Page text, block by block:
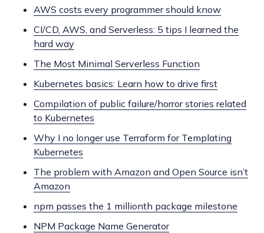
AWS costs every programmer should know
CI/CD, AWS, and Serverless: 5 tips I learned the
hard way
The Most Minimal Serverless Function
Kubernetes basics: Learn how to drive first
Compilation of public failure/horror stories related
to Kubernetes
Why I no longer use Terraform for Templating
Kubernetes
The problem with Amazon and Open Source isn’t
Amazon
npm passes the 1 millionth package milestone
NPM Package Name Generator